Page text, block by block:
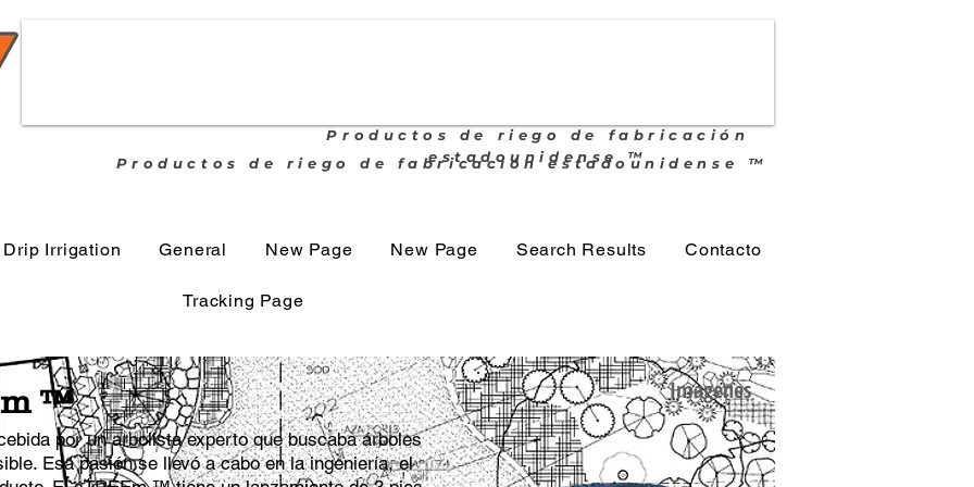
Productos de riego de fabricación
estadounidense ™
Productos de riego de fabricación estadounidense ™
Irrigation General New Page New Page Search Results Contacto
Tracking Page
™
por un arbolista experto que buscaba árboles
Esa pasión se llevó a cabo en la ingeniería, el
Imagenes